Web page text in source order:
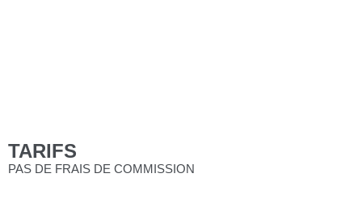
TARIFS
PAS DE FRAIS DE COMMISSION